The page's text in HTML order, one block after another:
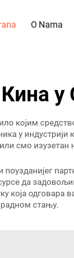
O Nama
Кина у
којим
у
смо изузетан
поузданијег
да
која
стању.